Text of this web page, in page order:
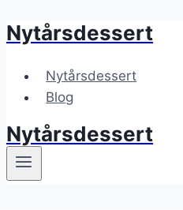
Fortsæt
indhold
Nytårsdessert
Nytårsdessert
Blog
Nytårsdessert